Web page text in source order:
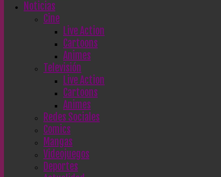
Noticias
Cine
Live Action
Cartoons
Animes
Televisión
Live Action
Cartoons
Animes
Redes Sociales
Comics
Mangas
Videojuegos
Deportes